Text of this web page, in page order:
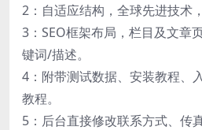
2：自适应结构，全球先进技术
3：SEO框架布局，栏目及文章
键词/描述。
4：附带测试数据、安装教程、
教程。
5：后台直接修改联系方式、传